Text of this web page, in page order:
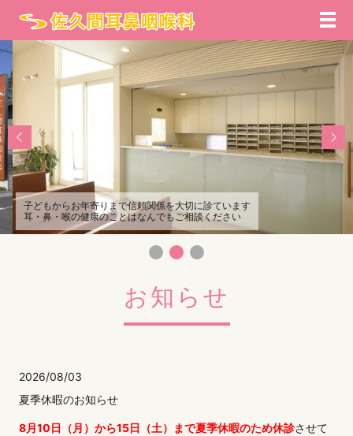
メ
子どもからお年寄りまで信頼関係を大切に診ています
耳・鼻・喉の健康のことはなんでもご相談ください
お知らせ
2026/08/03
夏季休暇のお知らせ
8月10日（月）から15日（土）まで夏季休暇のため休診させて